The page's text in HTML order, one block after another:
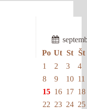
Po Ut St Št
1 2 3
4
8
9 10 11
15 16 17 18
22 23 24 25